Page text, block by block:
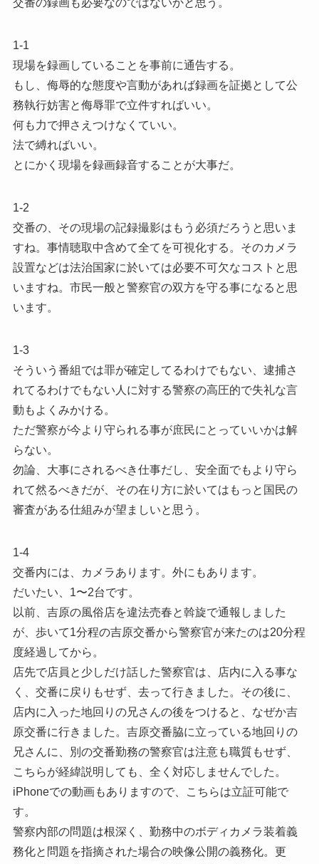
1-1
現場を録画していることを事前に通告する。
もし、侮辱的な態度や言動があれば録画を証拠として公
務執行妨害と侮辱罪で立件すればいい。
何も力で押さえつけなくていい。
法で縛ればいい。
とにかく現場を録画録音することが大事だ。
1-2
交番の、その現場の記録撮影はもう必須だろうと思いま
すね。事情聴取中含めて全てを可視化する。そのカメラ
設置などは法治国家に於いては必要不可欠なコストと思
いますね。市民一般と警察官の双方を守る事になると思
います。
1-3
そういう番組では罪が確定してるわけでもない、逮捕さ
れてるわけでもない人に対する警察の高圧的で失礼な言
動もよくみかける。
ただ警察が今より守られる事が庶民にとっていいかは解
らない。
勿論、大事にされるべき仕事だし、安全面でもより守ら
れて然るべきだが、その在り方に於いてはもっと国民の
審査がある仕組みが望ましいと思う。
1-4
交番内には、カメラあります。外にもあります。
だいたい、1〜2台です。
以前、吉原の風俗店を違法売春と斡旋で通報しました
が、歩いて1分程の吉原交番から警察官が来たのは20分程
度経過してから。
店先で店員と少しだけ話した警察官は、店内に入る事な
く、交番に戻りもせず、去って行きました。その後に、
店内に入った地回りの兄さんの後をつけると、なぜか吉
原交番に行きました。吉原交番脇に立っている地回りの
兄さんに、別の交番勤務の警察官は注意も職質もせず、
こちらが経緯説明しても、全く対応しませんでした。
iPhoneでの動画もありますので、こちらは立証可能で
す。
警察内部の問題は根深く、勤務中のボディカメラ装着義
務化と問題を指摘された場合の映像公開の義務化。更